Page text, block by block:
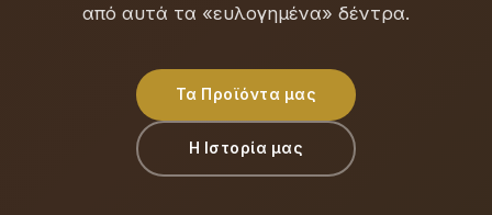
από αυτά τα «ευλογημένα» δέντρα.
Τα Προϊόντα μας
Η Ιστορία μας